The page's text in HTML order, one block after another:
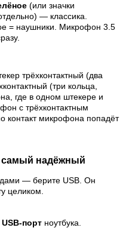
(или значки
— классика.
= наушники. Микрофон 3.5
трёхконтактный (два
(три кольца,
где в одном штекере и
с трёхконтактным
контакт микрофона попадёт
надёжный
— берите USB. Он
целиком.
USB-портноутбука.